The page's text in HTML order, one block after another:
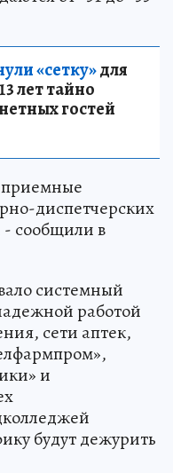
«сетку»для
лет тайно
гостей
приемные
диспетчерских
сообщили в
системный
работой
сети аптек,
и
будут дежурить